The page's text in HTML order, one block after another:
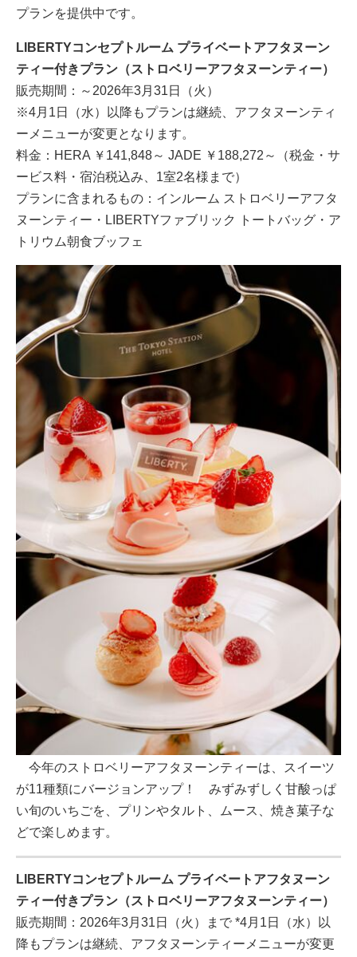
プランを提供中です。
LIBERTYコンセプトルーム プライベートアフタヌーン
ティー付きプラン（ストロベリーアフタヌーンティー）
販売期間：～2026年3月31日（火）
※4月1日（水）以降もプランは継続、アフタヌーンティ
ーメニューが変更となります。
料金：HERA ￥141,848～ JADE ￥188,272～（税金・サ
ービス料・宿泊税込み、1室2名様まで）
プランに含まれるもの：インルーム ストロベリーアフタ
ヌーンティー・LIBERTYファブリック トートバッグ・ア
トリウム朝食ブッフェ
今年のストロベリーアフタヌーンティーは、スイーツ
が11種類にバージョンアップ！ みずみずしく甘酸っぱ
い旬のいちごを、プリンやタルト、ムース、焼き菓子な
どで楽しめます。
LIBERTYコンセプトルーム プライベートアフタヌーン
ティー付きプラン（ストロベリーアフタヌーンティー）
販売期間：2026年3月31日（火）まで *4月1日（水）以
降もプランは継続、アフタヌーンティーメニューが変更